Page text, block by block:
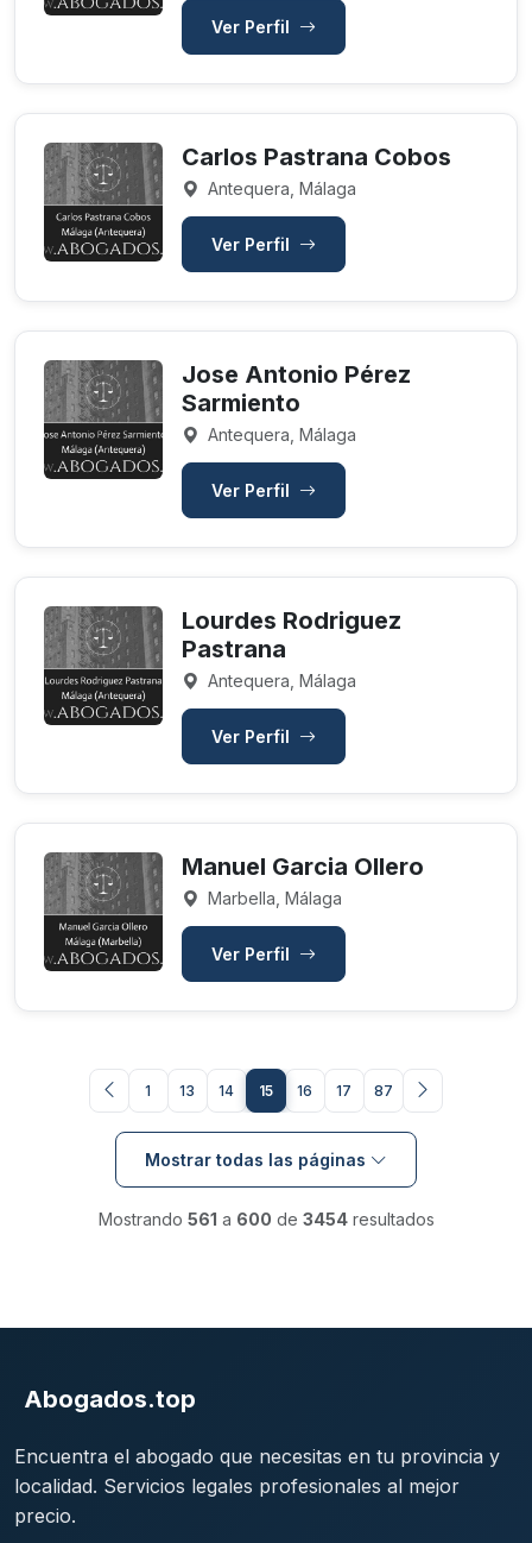
Ver Perfil
Carlos Pastrana Cobos
Antequera, Málaga
Ver Perfil
Jose Antonio Pérez
Sarmiento
Antequera, Málaga
Ver Perfil
Lourdes Rodriguez
Pastrana
Antequera, Málaga
Ver Perfil
Manuel Garcia Ollero
Marbella, Málaga
Ver Perfil
1 13 14 15 16 17 87
Mostrar todas las páginas
Mostrando 561 a 600 de 3454resultados
Abogados.top
Encuentra el abogado que necesitas en tu provincia y
localidad. Servicios legales profesionales al mejor
precio.